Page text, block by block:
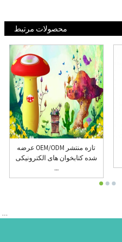
محصولات مرتبط
عرضه OEM/ODM تازه منتشر
شده کتابخوان های الکترونیکی
...
‎‏‎ ...